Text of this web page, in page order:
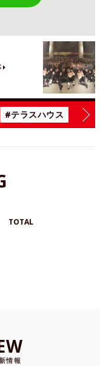
#テラスハウス #漫
TOTAL
情報